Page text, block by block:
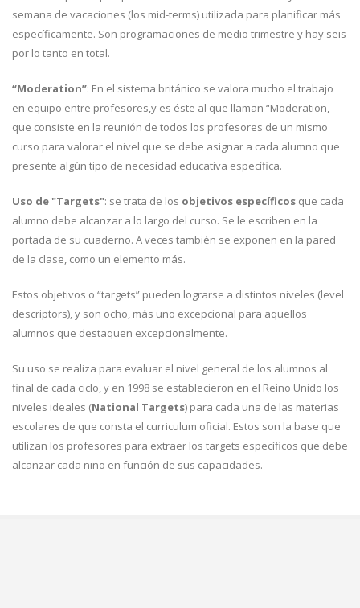
semana de vacaciones (los mid-terms) utilizada para planificar más
específicamente. Son programaciones de medio trimestre y hay seis
por lo tanto en total.
“Moderation”: En el sistema británico se valora mucho el trabajo
en equipo entre profesores,y es éste al que llaman “Moderation,
que consiste en la reunión de todos los profesores de un mismo
curso para valorar el nivel que se debe asignar a cada alumno que
presente algún tipo de necesidad educativa específica.
Uso de "Targets": se trata de los objetivos específicos que cada
alumno debe alcanzar a lo largo del curso. Se le escriben en la
portada de su cuaderno. A veces también se exponen en la pared
de la clase, como un elemento más.
Estos objetivos o “targets” pueden lograrse a distintos niveles (level
descriptors), y son ocho, más uno excepcional para aquellos
alumnos que destaquen excepcionalmente.
Su uso se realiza para evaluar el nivel general de los alumnos al
final de cada ciclo, y en 1998 se establecieron en el Reino Unido los
niveles ideales (National Targets) para cada una de las materias
escolares de que consta el curriculum oficial. Estos son la base que
utilizan los profesores para extraer los targets específicos que debe
alcanzar cada niño en función de sus capacidades.